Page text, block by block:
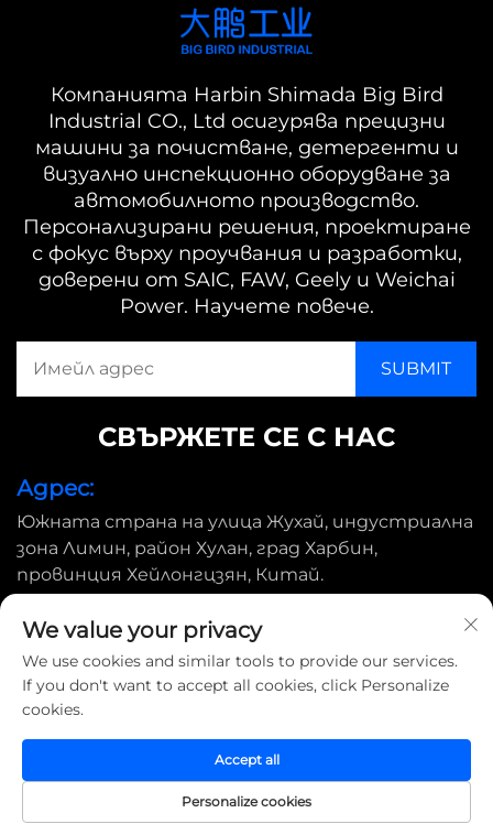
Компанията Harbin Shimada Big Bird
Industrial CO., Ltd осигурява прецизни
машини за почистване, детергенти и
визуално инспекционно оборудване за
автомобилното производство.
Персонализирани решения, проектиране
с фокус върху проучвания и разработки,
доверени от SAIC, FAW, Geely и Weichai
Power. Научете повече.
СВЪРЖЕТЕ СЕ С НАС
Адрес:
Южната страна на улица Жухай, индустриална
зона Лимин, район Хулан, град Харбин,
провинция Хейлонгцзян, Китай.
[email protected]
Политика за поверителност
We value your privacy
We use cookies and similar tools to provide our services.
If you don't want to accept all cookies, click Personalize
cookies.
Personalize cookies
Accept all